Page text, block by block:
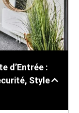
d’Entrée :
Style